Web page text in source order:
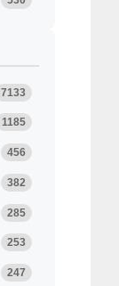
7133
1185
456
382
285
253
247